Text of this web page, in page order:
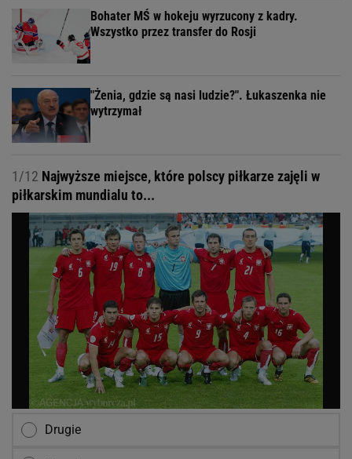
Bohater MŚ w hokeju wyrzucony z kadry.
Wszystko przez transfer do Rosji
"Żenia, gdzie są nasi ludzie?". Łukaszenka nie
wytrzymał
1/12 Najwyższe miejsce, które polscy piłkarze zajęli w
piłkarskim mundialu to...
Drugie